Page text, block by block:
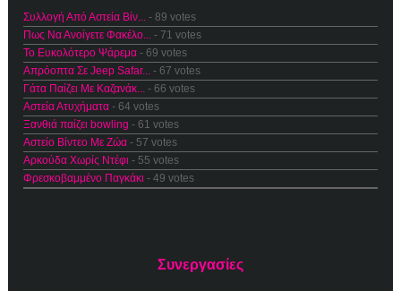
Συλλογή Από Αστεία Βίν... - 89 votes
Πως Να Ανοίγετε Φακέλο... - 71 votes
Το Ευκολότερο Ψάρεμα - 69 votes
Απρόοπτα Σε Jeep Safar... - 67 votes
Γάτα Παίζει Με Καζανάκ... - 66 votes
Αστεία Ατυχήματα - 64 votes
Ξανθιά παίζει bowling - 61 votes
Αστείο Βίντεο Με Ζώα - 57 votes
Αρκούδα Χωρίς Ντέφι - 55 votes
Φρεσκοβαμμένο Παγκάκι - 49 votes
Συνεργασίες